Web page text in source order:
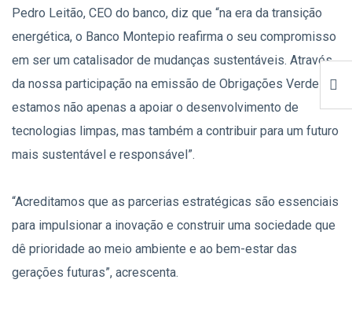
Pedro Leitão, CEO do banco, diz que “na era da transição
energética, o Banco Montepio reafirma o seu compromisso
em ser um catalisador de mudanças sustentáveis. Através
da nossa participação na emissão de Obrigações Verdes,
estamos não apenas a apoiar o desenvolvimento de
tecnologias limpas, mas também a contribuir para um futuro
mais sustentável e responsável”.
“Acreditamos que as parcerias estratégicas são essenciais
para impulsionar a inovação e construir uma sociedade que
dê prioridade ao meio ambiente e ao bem-estar das
gerações futuras”, acrescenta.